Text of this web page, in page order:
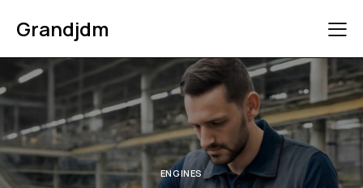
Grandjdm
ENGINES